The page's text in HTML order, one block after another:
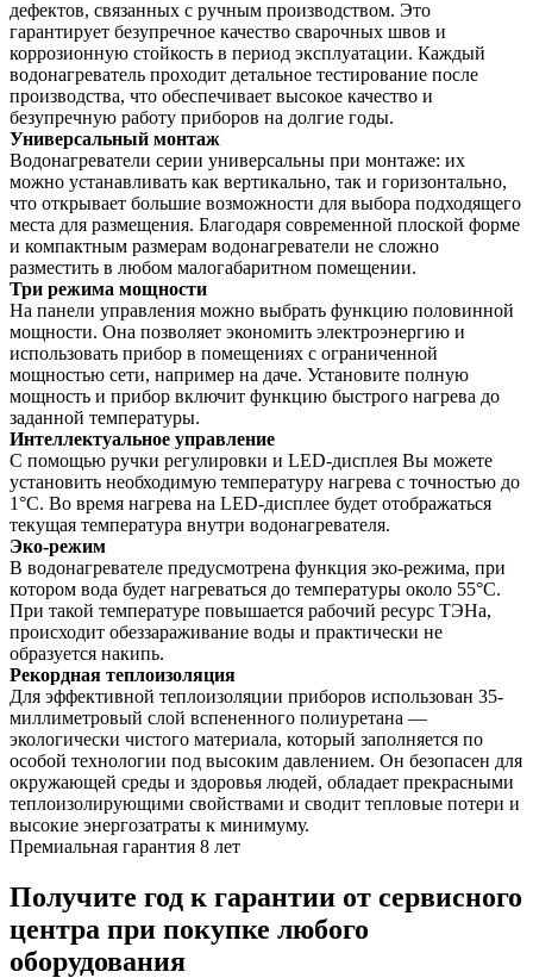
дефектов, связанных с ручным производством. Это
гарантирует безупречное качество сварочных швов и
коррозионную стойкость в период эксплуатации. Каждый
водонагреватель проходит детальное тестирование после
производства, что обеспечивает высокое качество и
безупречную работу приборов на долгие годы.
Универсальный монтаж
Водонагреватели серии универсальны при монтаже: их
можно устанавливать как вертикально, так и горизонтально,
что открывает большие возможности для выбора подходящего
места для размещения. Благодаря современной плоской форме
и компактным размерам водонагреватели не сложно
разместить в любом малогабаритном помещении.
Три режима мощности
На панели управления можно выбрать функцию половинной
мощности. Она позволяет экономить электроэнергию и
использовать прибор в помещениях с ограниченной
мощностью сети, например на даче. Установите полную
мощность и прибор включит функцию быстрого нагрева до
заданной температуры.
Интеллектуальное управление
С помощью ручки регулировки и LED-дисплея Вы можете
установить необходимую температуру нагрева с точностью до
1°C. Во время нагрева на LED-дисплее будет отображаться
текущая температура внутри водонагревателя.
Эко-режим
В водонагревателе предусмотрена функция эко-режима, при
котором вода будет нагреваться до температуры около 55°С.
При такой температуре повышается рабочий ресурс ТЭНа,
происходит обеззараживание воды и практически не
образуется накипь.
Рекордная теплоизоляция
Для эффективной теплоизоляции приборов использован 35-
миллиметровый слой вспененного полиуретана —
экологически чистого материала, который заполняется по
особой технологии под высоким давлением. Он безопасен для
окружающей среды и здоровья людей, обладает прекрасными
теплоизолирующими свойствами и сводит тепловые потери и
высокие энергозатраты к минимуму.
Премиальная гарантия 8 лет
Получите год к гарантии от сервисного
центра при покупке любого
оборудования